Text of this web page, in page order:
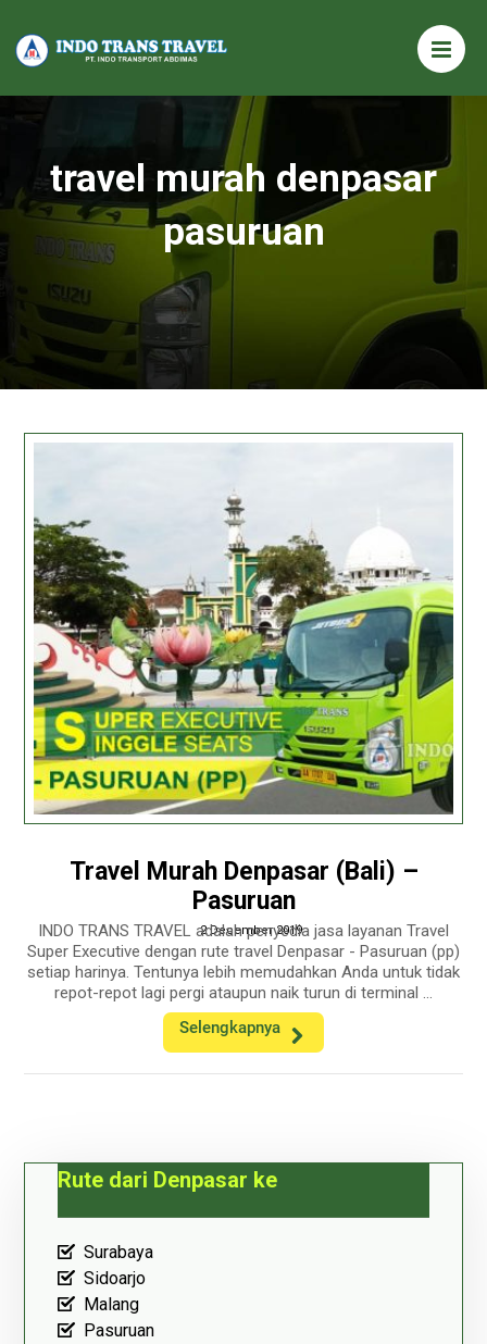
travel murah denpasar
pasuruan
Travel Murah Denpasar (Bali) –
Pasuruan
2 December 2019
INDO TRANS TRAVEL adalah penyedia jasa layanan Travel
Super Executive dengan rute travel Denpasar - Pasuruan (pp)
setiap harinya. Tentunya lebih memudahkan Anda untuk tidak
repot-repot lagi pergi ataupun naik turun di terminal ...
Selengkapnya
Rute dari Denpasar ke
Surabaya
Sidoarjo
Malang
Pasuruan